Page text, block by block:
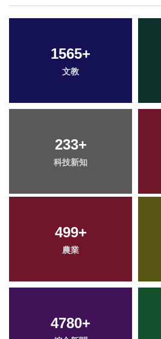
1565+
文教
233+
科技新知
499+
農業
4780+